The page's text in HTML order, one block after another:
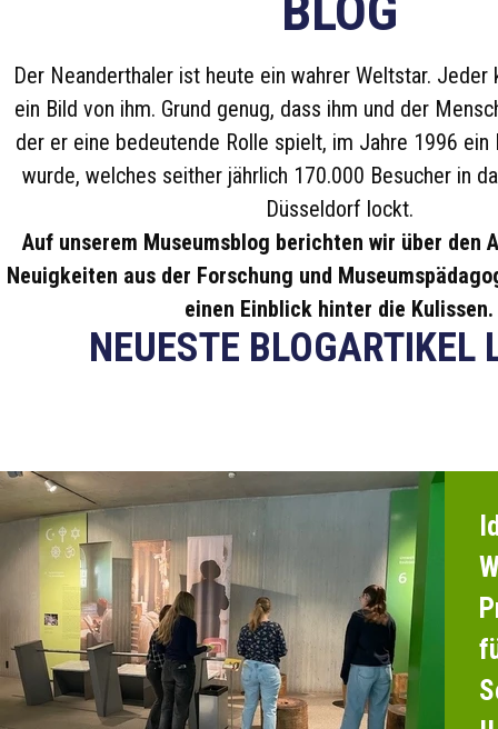
Der Neanderthaler ist heute ein wahrer Weltstar. Jeder
ein Bild von ihm. Grund genug, dass ihm und der
der er eine bedeutende Rolle spielt, im Jahre 1996
wurde, welches seither jährlich 170.000 Besucher in
Düsseldorf lockt.
Auf unserem Museumsblog berichten wir über den
Neuigkeiten aus der Forschung und
einen Einblick hinter die Kulissen.
NEUESTE BLOGARTIKEL